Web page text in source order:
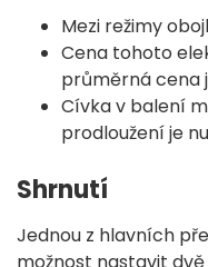
Mezi režimy
Cena tohoto
průměrná cena
Cívka v balení
prodloužení je
Shrnutí
Jednou z hlavních